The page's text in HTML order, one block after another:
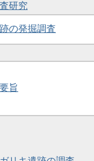
研究
の発掘調査
旨